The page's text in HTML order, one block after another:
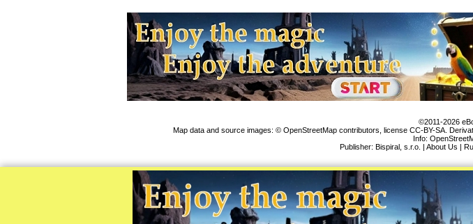
©2011-2026
Map data and source images: © OpenStreetMap contributors, license CC-BY-SA.
Info:
Publisher: Bispiral, s.r.o. | About Us |